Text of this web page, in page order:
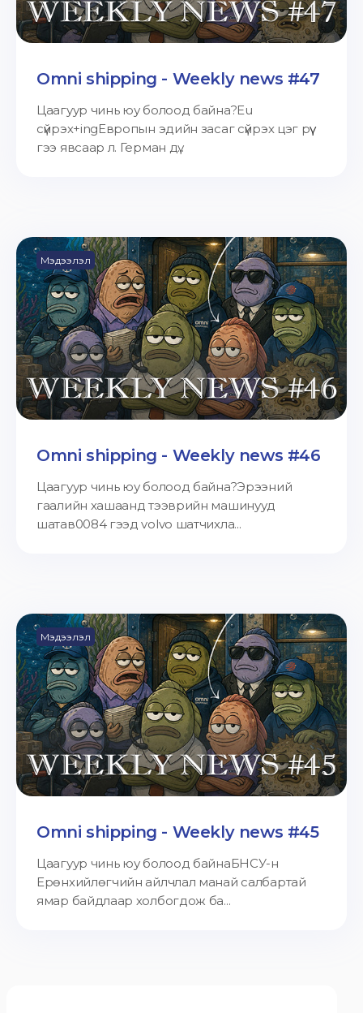
Omni shipping - Weekly news #47
Цаагуур чинь юу болоод байна?Eu
сүйрэх+ingЕвропын эдийн засаг сүйрэх цэг рүү
гээ явсаар л. Герман дү...
Мэдээлэл
Omni shipping - Weekly news #46
Цаагуур чинь юу болоод байна?Эрээний
гаалийн хашаанд тээврийн машинууд
шатав0084 гээд volvo шатчихла...
Мэдээлэл
Omni shipping - Weekly news #45
Цаагуур чинь юу болоод байнаБНСУ-н
Ерөнхийлөгчийн айлчлал манай салбартай
ямар байдлаар холбогдож ба...